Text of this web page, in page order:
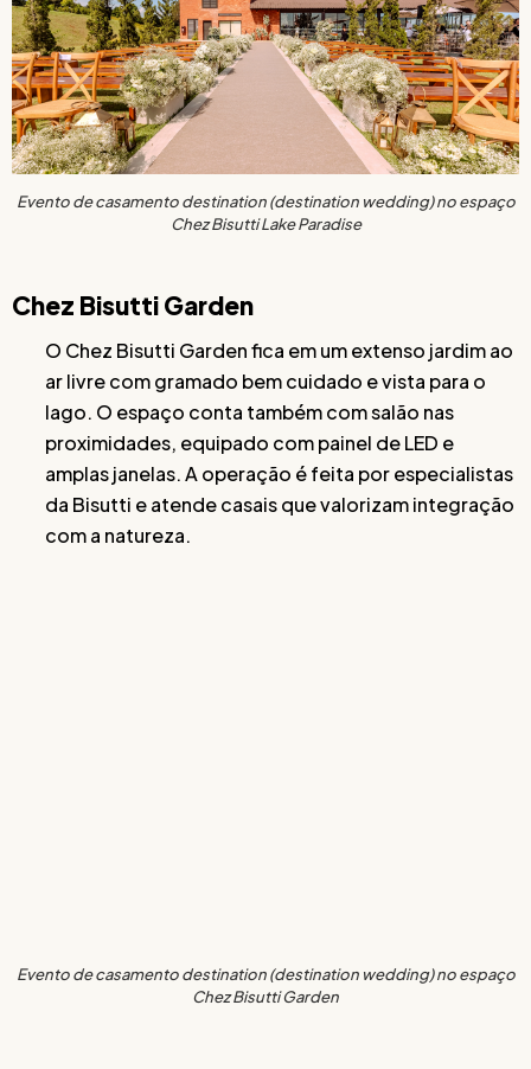
Evento de casamento destination (destination wedding) no espaço
Chez Bisutti Lake Paradise
Chez Bisutti Garden
O Chez Bisutti Garden fica em um extenso jardim ao
ar livre com gramado bem cuidado e vista para o
lago. O espaço conta também com salão nas
proximidades, equipado com painel de LED e
amplas janelas. A operação é feita por especialistas
da Bisutti e atende casais que valorizam integração
com a natureza.
Evento de casamento destination (destination wedding) no espaço
Chez Bisutti Garden